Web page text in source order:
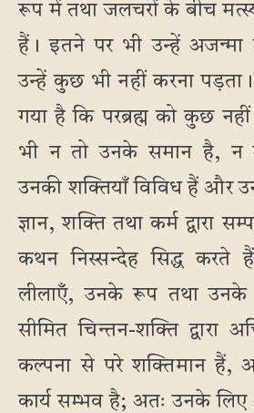
रूप में तथा जलचरों के बीच
हैं। इतने पर भी उन्हें
उन्हें कुछ भी नहीं करना पड़ता।
गया है कि परब्रह्म को कुछ
भी न तो उनके समान है, न
उनकी शक्तियाँ विविध हैं और
ज्ञान, शक्ति तथा कर्म द्वारा
कथन निस्सन्देह सिद्ध करते
लीलाएँ, उनके रूप तथा उनके
सीमित चिन्तन-शक्ति द्वारा
कल्पना से परे शक्तिमान हैं,
कार्य सम्भव है; अतः उनके लिए